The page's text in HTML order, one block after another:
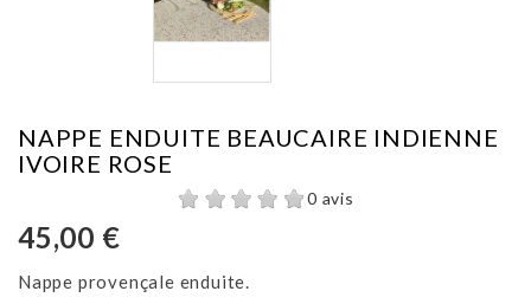
NAPPE ENDUITE BEAUCAIRE INDIENNE
IVOIRE ROSE
0 avis
45,00 €
Nappe provençale enduite.